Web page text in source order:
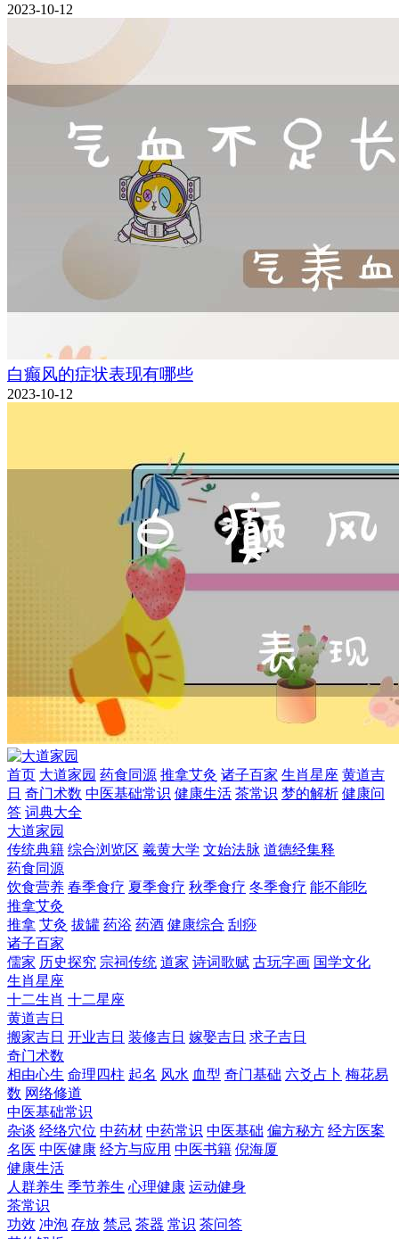
2023-10-12
白癫风的症状表现有哪些
2023-10-12
首页 大道家园 药食同源 推拿艾灸 诸子百家 生肖星座 黄道吉
日 奇门术数 中医基础常识 健康生活 茶常识 梦的解析 健康问
答 词典大全
大道家园
传统典籍 综合浏览区 羲黄大学 文始法脉 道德经集释
药食同源
饮食营养 春季食疗 夏季食疗 秋季食疗 冬季食疗 能不能吃
推拿艾灸
推拿 艾灸 拔罐 药浴 药酒 健康综合 刮痧
诸子百家
儒家 历史探究 宗祠传统 道家 诗词歌赋 古玩字画 国学文化
生肖星座
十二生肖 十二星座
黄道吉日
搬家吉日 开业吉日 装修吉日 嫁娶吉日 求子吉日
奇门术数
相由心生 命理四柱 起名 风水 血型 奇门基础 六爻占卜 梅花易
数 网络修道
中医基础常识
杂谈 经络穴位 中药材 中药常识 中医基础 偏方秘方 经方医案
名医 中医健康 经方与应用 中医书籍 倪海厦
健康生活
人群养生 季节养生 心理健康 运动健身
茶常识
功效 冲泡 存放 禁忌 茶器 常识 茶问答